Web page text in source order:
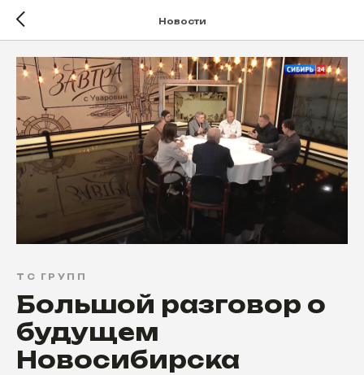
Новости
ТС ГРУПП
Большой разговор о
будущем
Новосибирска